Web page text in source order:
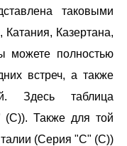
таковыми
Катания, Казертана,
полностью
встреч, а также
Здесь таблица
(С)). Также для той
(Серия "С" (С))